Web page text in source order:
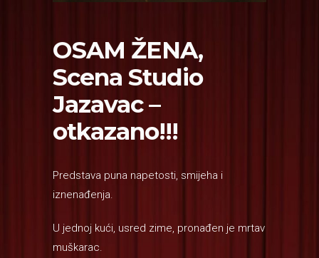
OSAM ŽENA,
Scena Studio
Jazavac –
otkazano!!!
Predstava puna napetosti, smijeha i
iznenađenja.
U jednoj kući, usred zime, pronađen je mrtav
muškarac.